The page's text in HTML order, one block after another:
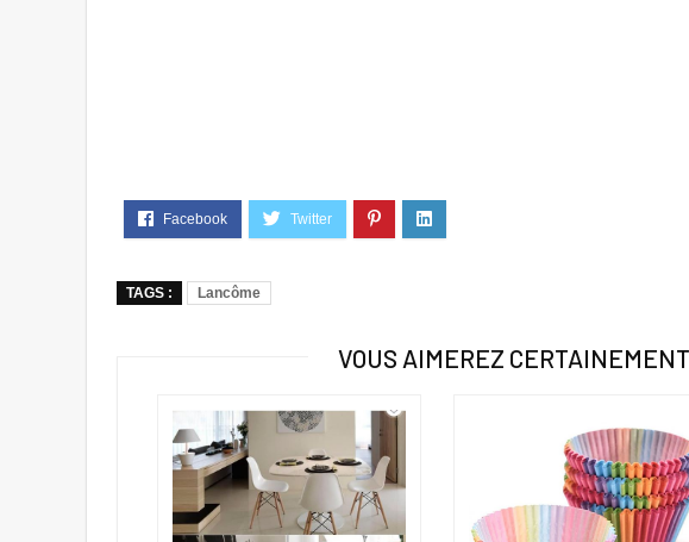
TAGS : Lancôme
VOUS AIMEREZ